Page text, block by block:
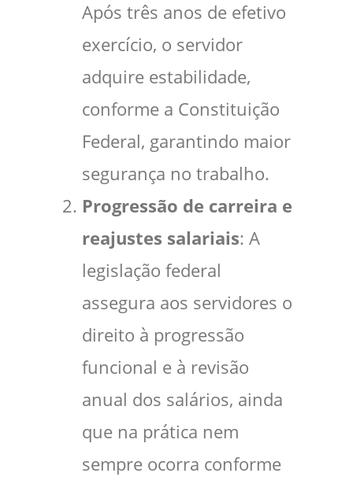
Após três anos de efetivo
exercício, o servidor
adquire estabilidade,
conforme a Constituição
Federal, garantindo maior
segurança no trabalho.
Progressão de carreira e
reajustes salariais: A
legislação federal
assegura aos servidores o
direito à progressão
funcional e à revisão
anual dos salários, ainda
que na prática nem
sempre ocorra conforme